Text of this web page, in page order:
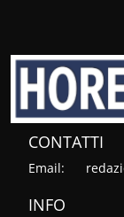
CONTATTI
Email:
INFO